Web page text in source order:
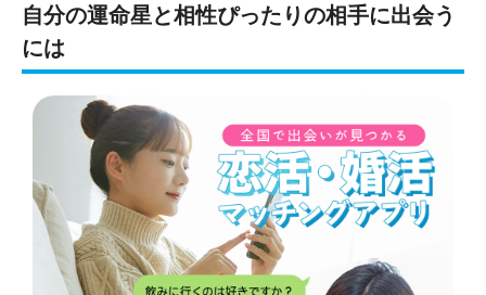
自分の運命星と相性ぴったりの相手に出会う
には